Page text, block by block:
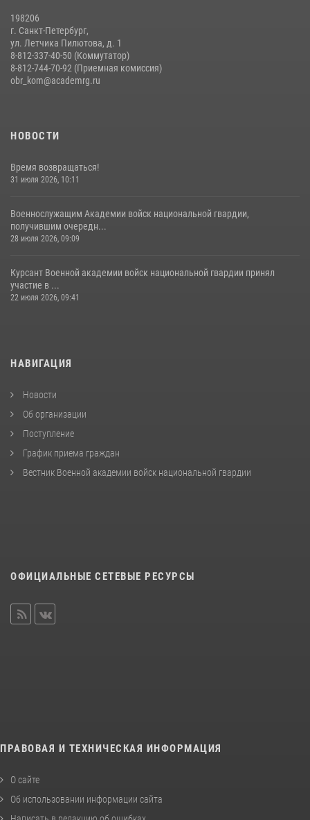
198206
г. Санкт-Петербург,
ул. Летчика Пилютова, д. 1
8-812-337-40-50 (Коммутатор)
8-812-744-70-92 (Приемная комиссия)
obr_kom@academrg.ru
НОВОСТИ
Время возвращаться!
31 июля 2026, 10:11
Военнослужащим Академии войск национальной гвардии,
получившим очередн...
28 июля 2026, 09:09
Курсант Военной академии войск национальной гвардии принял
участие в ...
22 июля 2026, 09:41
НАВИГАЦИЯ
Новости
Об организации
Поступление
График приема граждан
Вестник Военной академии войск национальной гвардии
ОФИЦИАЛЬНЫЕ СЕТЕВЫЕ РЕСУРСЫ
ПРАВОВАЯ И ТЕХНИЧЕСКАЯ ИНФОРМАЦИЯ
О сайте
Об использовании информации сайта